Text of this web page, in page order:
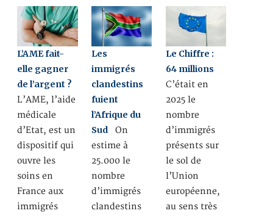
L’AME fait-
elle gagner
de l’argent ?
L’AME, l’aide
médicale
d’Etat, est un
dispositif qui
ouvre les
soins en
France aux
immigrés
Les
immigrés
clandestins
fuient
l’Afrique du
Sud On
estime à
25.000 le
nombre
d’immigrés
clandestins
Le Chiffre :
64 millions
C’était en
2025 le
nombre
d’immigrés
présents sur
le sol de
l’Union
européenne,
au sens très